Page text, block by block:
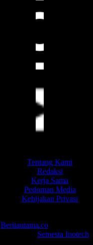
Tentang Kami
Redaksi
Kerja Sama
Pedoman Media
Kebijakan Privasi
Beritautama.co. PT Berita
Semesta Inotech